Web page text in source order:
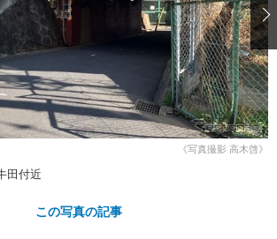
ト 愛車 File
識 ストップ！不具合修理＆粗悪修理
グ 洗車
磨き コーティング
ング
防錆
＆粗悪修理
カーメーカー「旧車」関連プロジェ
クト《写真撮影 高木啓》
田付近
この写真の記事